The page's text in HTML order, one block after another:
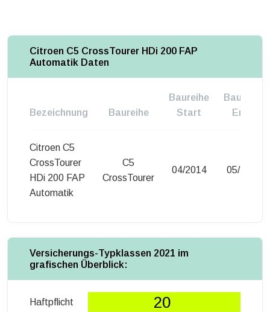
Citroen C5 CrossTourer HDi 200 FAP
Automatik Daten
Bezeichnung Baureihe
Baureihe
Start
Baureihe
Ende
Citroen C5
CrossTourer
HDi 200 FAP
Automatik
C5
CrossTourer
04/2014 05/2015
Versicherungs-Typklassen 2021 im
grafischen Überblick:
Haftpflicht 20